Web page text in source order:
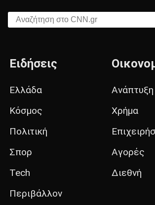
Αναζήτηση στο CNN.gr
Ειδήσεις
Ελλάδα
Κόσμος
Πολιτική
Σπορ
Tech
Περιβάλλον
Ανάπτυξη
Χρήμα
Αγορές
Διεθνή